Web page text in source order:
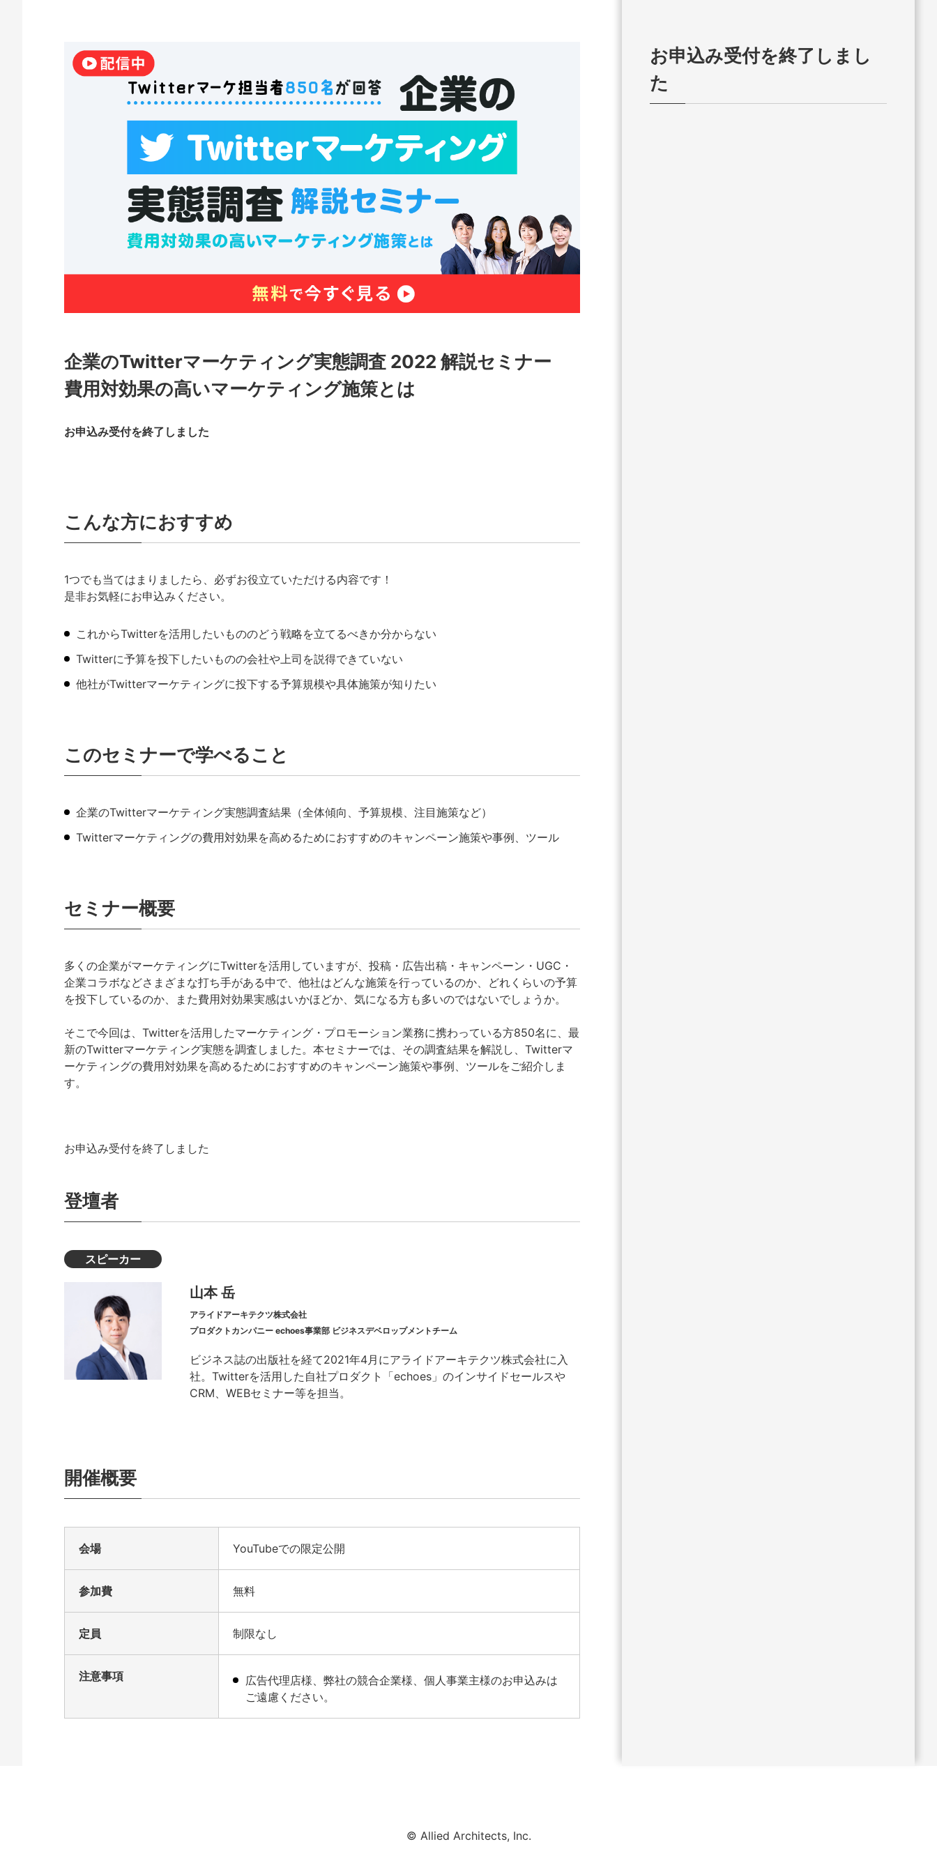
企業のTwitterマーケティング実態調査 2022 解説セミナー
費用対効果の高いマーケティング施策とは
お申込み受付を終了しました
こんな方におすすめ
1つでも当てはまりましたら、必ずお役立ていただける内容です！
是非お気軽にお申込みください。
これからTwitterを活用したいもののどう戦略を立てるべきか分からない
Twitterに予算を投下したいものの会社や上司を説得できていない
他社がTwitterマーケティングに投下する予算規模や具体施策が知りたい
このセミナーで学べること
企業のTwitterマーケティング実態調査結果（全体傾向、予算規模、注目施策など）
Twitterマーケティングの費用対効果を高めるためにおすすめのキャンペーン施策や事例、ツール
セミナー概要
多くの企業がマーケティングにTwitterを活用していますが、投稿・広告出稿・キャンペーン・UGC・
企業コラボなどさまざまな打ち手がある中で、他社はどんな施策を行っているのか、どれくらいの予算
を投下しているのか、また費用対効果実感はいかほどか、気になる方も多いのではないでしょうか。
そこで今回は、Twitterを活用したマーケティング・プロモーション業務に携わっている方850名に、最
新のTwitterマーケティング実態を調査しました。本セミナーでは、その調査結果を解説し、Twitterマ
ーケティングの費用対効果を高めるためにおすすめのキャンペーン施策や事例、ツールをご紹介しま
す。
お申込み受付を終了しました
登壇者
スピーカー
山本 岳
アライドアーキテクツ株式会社
プロダクトカンパニー echoes事業部 ビジネスデベロップメントチーム
ビジネス誌の出版社を経て2021年4月にアライドアーキテクツ株式会社に入
社。Twitterを活用した自社プロダクト「echoes」のインサイドセールスや
CRM、WEBセミナー等を担当。
開催概要
会場 YouTubeでの限定公開
参加費 無料
定員 制限なし
注意事項
広告代理店様、弊社の競合企業様、個人事業主様のお申込みは
ご遠慮ください。
お申込み受付を終了しまし
た
© Allied Architects, Inc.